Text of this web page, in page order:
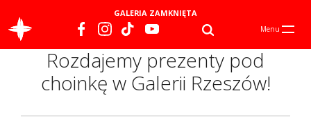
GALERIA ZAMKNIĘTA
Menu
Rozdajemy prezenty pod
choinkę w Galerii Rzeszów!